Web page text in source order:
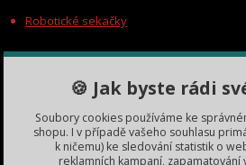
Robotické sekačky
KONTAKTY
Zákaznická podpora
+420 735 060 350
(Po-Čt, 8-11, 13-15 hod.)
🍪 Jak byste rádi
Soubory cookies používáme ke
shopu. I v případě vašeho souhlasu
k ničemu) ke sledování statistik o
reklamních kampaní,